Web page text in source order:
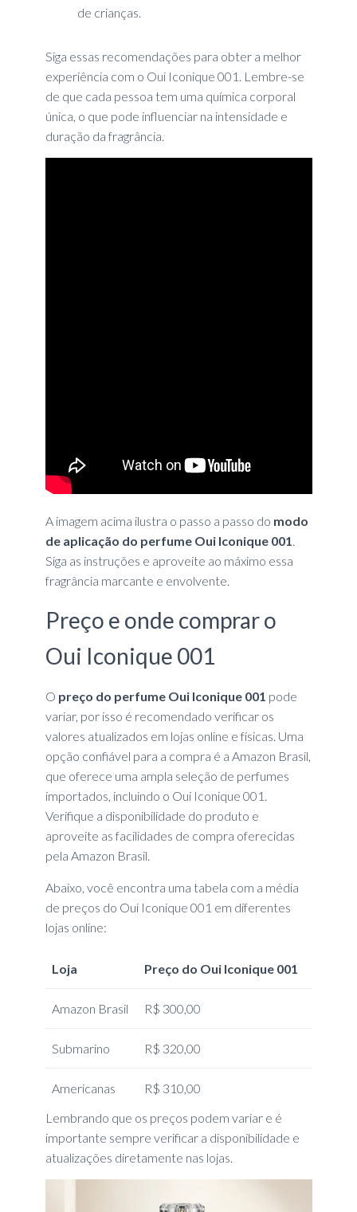
de crianças.
Siga essas recomendações para obter a melhor
experiência com o Oui Iconique 001. Lembre-se
de que cada pessoa tem uma química corporal
única, o que pode influenciar na intensidade e
duração da fragrância.
A imagem acima ilustra o passo a passo do modo
de aplicação do perfume Oui Iconique 001
Siga as instruções e aproveite ao máximo essa
fragrância marcante e envolvente.
Preço e onde comprar o
Oui Iconique 001
O preço do perfume Oui Iconique 001 pode
variar, por isso é recomendado verificar os
valores atualizados em lojas online e físicas. Uma
opção confiável para a compra é a Amazon Brasil,
que oferece uma ampla seleção de perfumes
importados, incluindo o Oui Iconique 001.
Verifique a disponibilidade do produto e
aproveite as facilidades de compra oferecidas
pela Amazon Brasil.
Abaixo, você encontra uma tabela com a média
de preços do Oui Iconique 001 em diferentes
lojas online:
Loja Preço do Oui Iconique 001
Amazon Brasil R$ 300,00
Submarino R$ 320,00
Americanas
R$ 310,00
Lembrando que os preços podem variar e é
importante sempre verificar a disponibilidade e
atualizações diretamente nas lojas.